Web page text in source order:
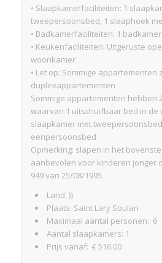
• Slaapkamerfaciliteiten: 1
tweepersoonsbed, 1 slaaphoek
• Badkamerfaciliteiten: 1 badkamer
• Keukenfaciliteiten: Uitgeruste
woonkamer
• Let op: Sommige appartementen
duplexappartementen
Sommige appartementen hebben
waarvan 1 uitschuifbaar bed in de
slaapkamer met
eenpersoonsbed
Opmerking: slapen in het
aanbevolen voor kinderen jonger
949 van 25/08/1995.
Land: )}
Plaats: Saint Lary Soulan
Maximaal aantal personen: 6
Aantal slaapkamers: 1
Prijs vanaf: € 516.00